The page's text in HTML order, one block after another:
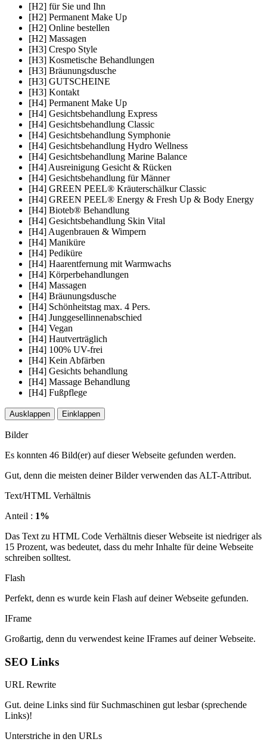
[H2] für Sie und Ihn
[H2] Permanent Make Up
[H2] Online bestellen
[H2] Massagen
[H3] Crespo Style
[H3] Kosmetische Behandlungen
[H3] Bräunungsdusche
[H3] GUTSCHEINE
[H3] Kontakt
[H4] Permanent Make Up
[H4] Gesichtsbehandlung Express
[H4] Gesichtsbehandlung Classic
[H4] Gesichtsbehandlung Symphonie
[H4] Gesichtsbehandlung Hydro Wellness
[H4] Gesichtsbehandlung Marine Balance
[H4] Ausreinigung Gesicht & Rücken
[H4] Gesichtsbehandlung für Männer
[H4] GREEN PEEL® Kräuterschälkur Classic
[H4] GREEN PEEL® Energy & Fresh Up & Body Energy
[H4] Bioteb® Behandlung
[H4] Gesichtsbehandlung Skin Vital
[H4] Augenbrauen & Wimpern
[H4] Maniküre
[H4] Pediküre
[H4] Haarentfernung mit Warmwachs
[H4] Körperbehandlungen
[H4] Massagen
[H4] Bräunungsdusche
[H4] Schönheitstag max. 4 Pers.
[H4] Junggesellinnenabschied
[H4] Vegan
[H4] Hautverträglich
[H4] 100% UV-frei
[H4] Kein Abfärben
[H4] Gesichts behandlung
[H4] Massage Behandlung
[H4] Fußpflege
Ausklappen Einklappen
Bilder
Es konnten 46 Bild(er) auf dieser Webseite gefunden werden.
Gut, denn die meisten deiner Bilder verwenden das ALT-Attribut.
Text/HTML Verhältnis
Anteil : 1%
Das Text zu HTML Code Verhältnis dieser Webseite ist niedriger als
15 Prozent, was bedeutet, dass du mehr Inhalte für deine Webseite
schreiben solltest.
Flash
Perfekt, denn es wurde kein Flash auf deiner Webseite gefunden.
IFrame
Großartig, denn du verwendest keine IFrames auf deiner Webseite.
SEO Links
URL Rewrite
Gut. deine Links sind für Suchmaschinen gut lesbar (sprechende
Links)!
Unterstriche in den URLs